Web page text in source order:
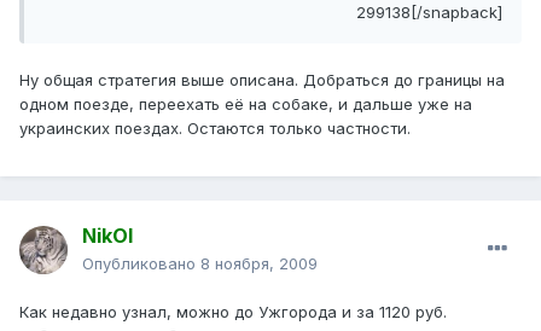
299138[/snapback]
Ну общая стратегия выше описана. Добраться до границы на
одном поезде, переехать её на собаке, и дальше уже на
украинских поездах. Остаются только частности.
NikOl
Опубликовано 8 ноября, 2009
Как недавно узнал, можно до Ужгорода и за 1120 руб.